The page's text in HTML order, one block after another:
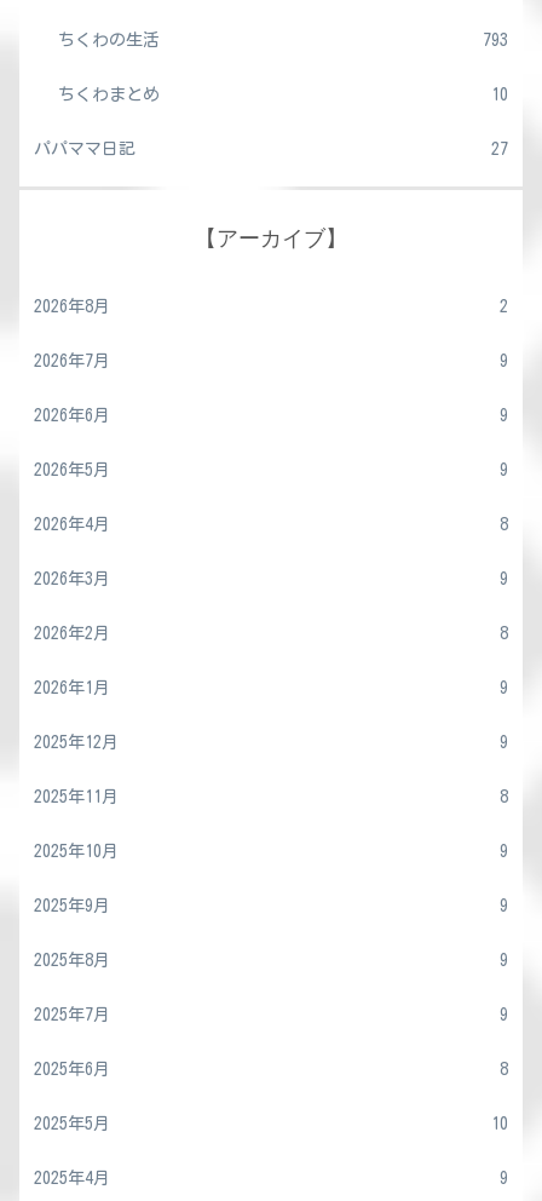
ちくわの生活 793
ちくわまとめ 10
パパママ日記 27
【アーカイブ】
2026年8月 2
2026年7月 9
2026年6月 9
2026年5月 9
2026年4月 8
2026年3月 9
2026年2月 8
2026年1月 9
2025年12月 9
2025年11月 8
2025年10月 9
2025年9月 9
2025年8月 9
2025年7月 9
2025年6月 8
2025年5月 10
2025年4月 9